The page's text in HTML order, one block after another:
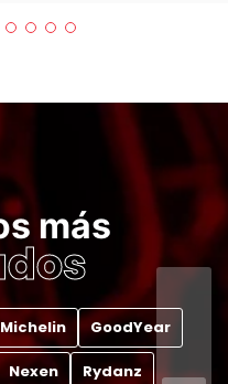
más
Michelin GoodYear
Nexen Rydanz